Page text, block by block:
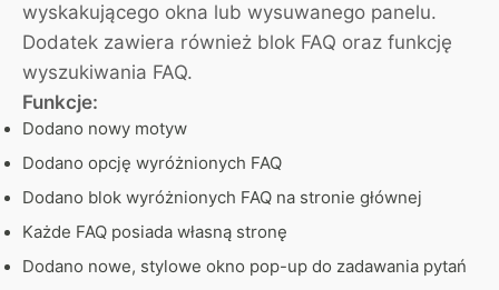
wyskakującego okna lub wysuwanego panelu.
Dodatek zawiera również blok FAQ oraz funkcję
wyszukiwania FAQ.
Funkcje:
Dodano nowy motyw
Dodano opcję wyróżnionych FAQ
Dodano blok wyróżnionych FAQ na stronie głównej
Każde FAQ posiada własną stronę
Dodano nowe, stylowe okno pop-up do zadawania pytań